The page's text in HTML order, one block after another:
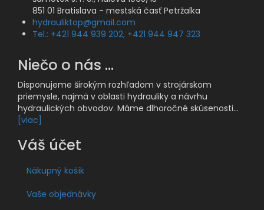
851 01 Bratislava - mestská časť Petržalka
hydrauliktop@gmail.com
Tel.: +421 944 939 202, +421 944 947 323
Niečo o nás ...
Disponujeme širokým rozhľadom v strojárskom
priemysle, najmä v oblasti hydrauliky a návrhu
hydraulických obvodov. Máme dlhoročné skúsenosti...
[viac]
Váš účet
Nákupný košík
Vaše objednávky